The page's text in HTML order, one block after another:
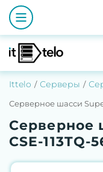
Ittelo Серверы
Серверное шасси
Серверное
CSE-113TQ-